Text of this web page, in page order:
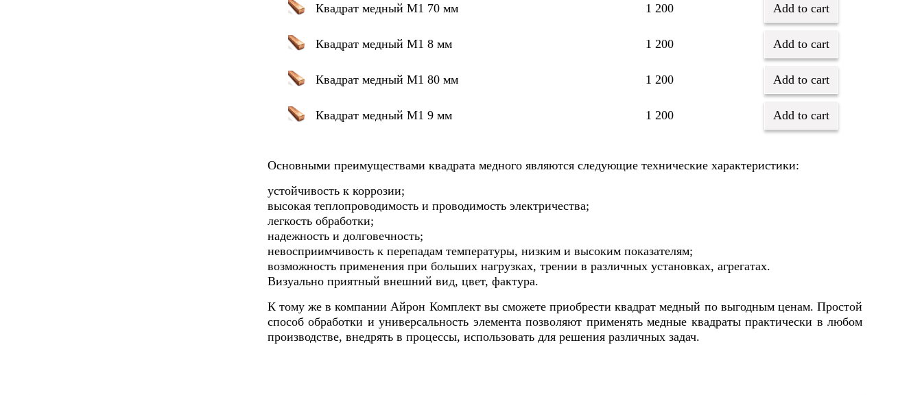
Квадрат медный М1 70 мм 1 200 Add to cart
Квадрат медный М1 8 мм 1 200 Add to cart
Квадрат медный М1 80 мм 1 200 Add to cart
Квадрат медный М1 9 мм 1 200 Add to cart
Основными преимуществами квадрата медного являются следующие технические характеристики:
устойчивость к коррозии;
высокая теплопроводимость и проводимость электричества;
легкость обработки;
надежность и долговечность;
невосприимчивость к перепадам температуры, низким и высоким показателям;
возможность применения при больших нагрузках, трении в различных установках, агрегатах.
Визуально приятный внешний вид, цвет, фактура.
К тому же в компании Айрон Комплект вы сможете приобрести квадрат медный по выгодным ценам. Простой
способ обработки и универсальность элемента позволяют применять медные квадраты практически в любом
производстве, внедрять в процессы, использовать для решения различных задач.